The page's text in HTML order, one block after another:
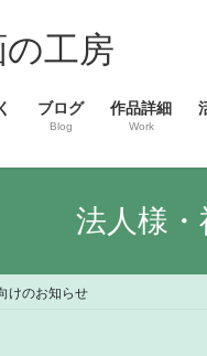
工房
ブログ
Blog
作品詳細
Work
法人様
けのお知らせ